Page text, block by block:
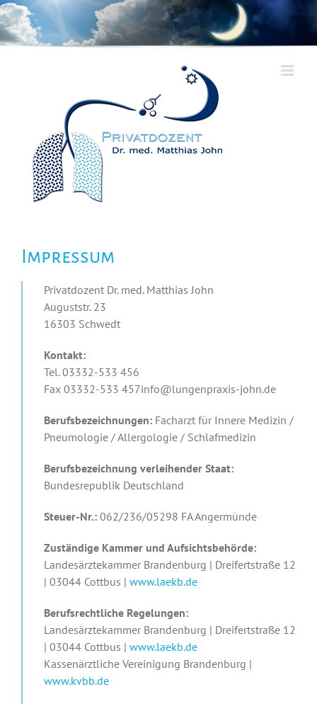
Zum
Inhalt
springen
Impressum
Privatdozent Dr. med. Matthias John
Auguststr. 23
16303 Schwedt
Kontakt:
Tel. 03332-533 456
Fax 03332-533 457info@lungenpraxis-john.de
Berufsbezeichnungen: Facharzt für Innere Medizin /
Pneumologie / Allergologie / Schlafmedizin
Berufsbezeichnung verleihender Staat:
Bundesrepublik Deutschland
Steuer-Nr.: 062/236/05298 FA Angermünde
Zuständige Kammer und Aufsichtsbehörde:
Landesärztekammer Brandenburg | Dreifertstraße 12
| 03044 Cottbus | www.laekb.de
Berufsrechtliche Regelungen:
Landesärztekammer Brandenburg | Dreifertstraße 12
| 03044 Cottbus | www.laekb.de
Kassenärztliche Vereinigung Brandenburg |
www.kvbb.de